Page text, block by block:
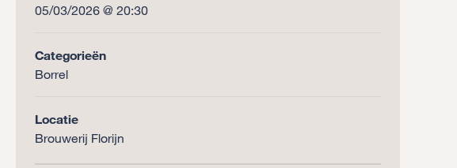
05/03/2026 @ 20:30
Categorieën
Borrel
Locatie
Brouwerij Florijn